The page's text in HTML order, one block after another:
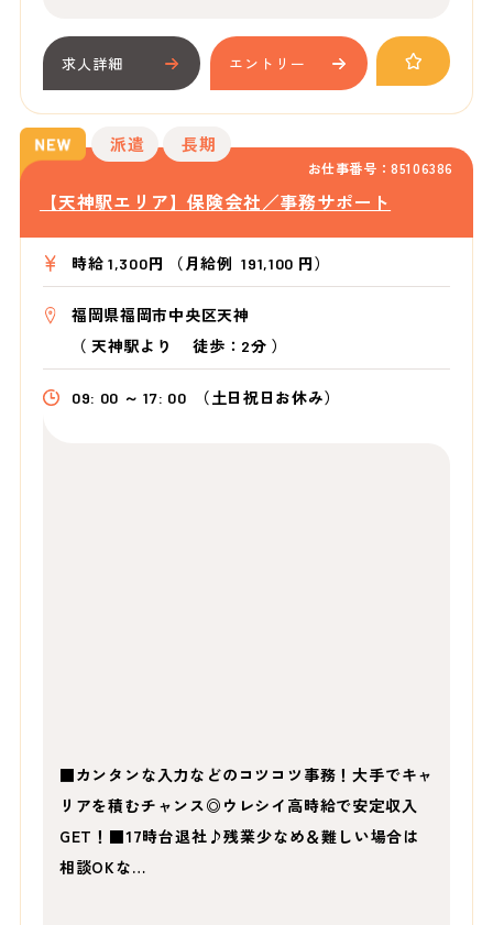
求人詳細 エントリー
お仕事番号：85106386
派遣 長期
【天神駅エリア】保険会社／事務サポート
時給 1,300円 （月給例 191,100 円）
福岡県福岡市中央区天神
（ 天神駅より徒歩：2分 ）
09: 00 ～ 17: 00 （土日祝日お休み）
■カンタンな入力などのコツコツ事務！大手でキャ
リアを積むチャンス◎ウレシイ高時給で安定収入
GET！■17時台退社♪残業少なめ＆難しい場合は
相談OKな…